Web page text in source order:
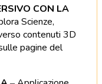
CON LA
Scienze,
contenuti 3D
pagine del